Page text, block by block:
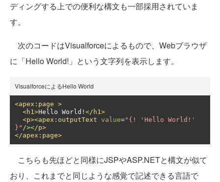
ディングする上での便利な構文も一部採用されていま
す。
次のコードはVisualforceによるもので、Webブラウザ
に「Hello World!」という文字列を表示します。
VisualforceによるHello World
<apex:page >
<h1>Hello World! </h1>
<p><apex:outputText value="{! 'Hello World!'
}" /></p>
</apex:page>
こちらも先ほどと同様にJSPやASP.NETと構文が似て
おり、これまでと同じような感覚で記述できる言語で